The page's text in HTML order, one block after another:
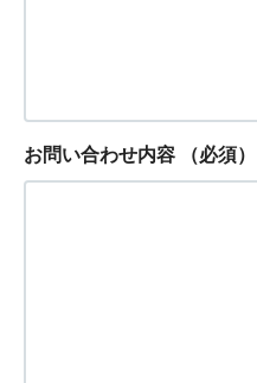
お問い合わせ内容 （必須）